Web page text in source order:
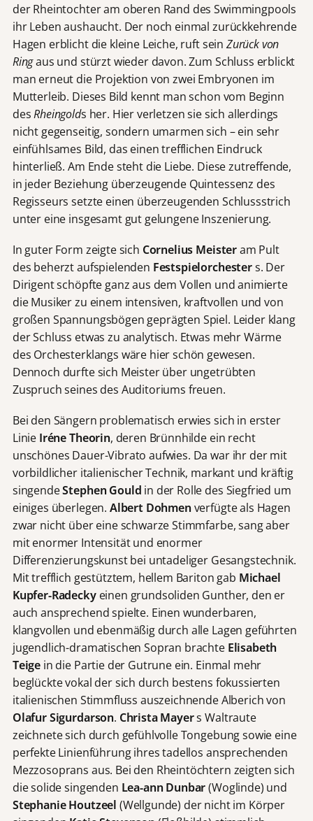
der Rheintochter am oberen Rand des Swimmingpools
ihr Leben aushaucht. Der noch einmal zurückkehrende
Hagen erblicht die kleine Leiche, ruft sein Zurück von
Ringaus und stürzt wieder davon. Zum Schluss erblickt
man erneut die Projektion von zwei Embryonen im
Mutterleib. Dieses Bild kennt man schon vom Beginn
desRheingolds her. Hier verletzen sie sich allerdings
nicht gegenseitig, sondern umarmen sich – ein sehr
einfühlsames Bild, das einen trefflichen Eindruck
hinterließ. Am Ende steht die Liebe. Diese zutreffende,
in jeder Beziehung überzeugende Quintessenz des
Regisseurs setzte einen überzeugenden Schlussstrich
unter eine insgesamt gut gelungene Inszenierung.
In guter Form zeigte sich Cornelius Meisteram Pult
des beherzt aufspielenden Festspielorchesters. Der
Dirigent schöpfte ganz aus dem Vollen und animierte
die Musiker zu einem intensiven, kraftvollen und von
großen Spannungsbögen geprägten Spiel. Leider klang
der Schluss etwas zu analytisch. Etwas mehr Wärme
des Orchesterklangs wäre hier schön gewesen.
Dennoch durfte sich Meister über ungetrübten
Zuspruch seines des Auditoriums freuen.
Bei den Sängern problematisch erwies sich in erster
Linie Iréne Theorin, deren Brünnhilde ein recht
unschönes Dauer-Vibrato aufwies. Da war ihr der mit
vorbildlicher italienischer Technik, markant und kräftig
singendeStephen Gould in der Rolle des Siegfried um
einiges überlegen. Albert Dohmenverfügte als Hagen
zwar nicht über eine schwarze Stimmfarbe, sang aber
mit enormer Intensität und enormer
Differenzierungskunst bei untadeliger Gesangstechnik.
Mit trefflich gestütztem, hellem Bariton gab Michael
Kupfer-Radeckyeinen grundsoliden Gunther, den er
auch ansprechend spielte. Einen wunderbaren,
klangvollen und ebenmäßig durch alle Lagen geführten
jugendlich-dramatischen Sopran brachte Elisabeth
Teige in die Partie der Gutrune ein. Einmal mehr
beglückte vokal der sich durch bestens fokussierten
italienischen Stimmfluss auszeichnende Alberich von
Olafur Sigurdarson. Christa Mayers Waltraute
zeichnete sich durch gefühlvolle Tongebung sowie eine
perfekte Linienführung ihres tadellos ansprechenden
Mezzosoprans aus. Bei den Rheintöchtern zeigten sich
die solide singenden Lea-ann Dunbar(Woglinde) und
Stephanie Houtzeel (Wellgunde) der nicht im Körper